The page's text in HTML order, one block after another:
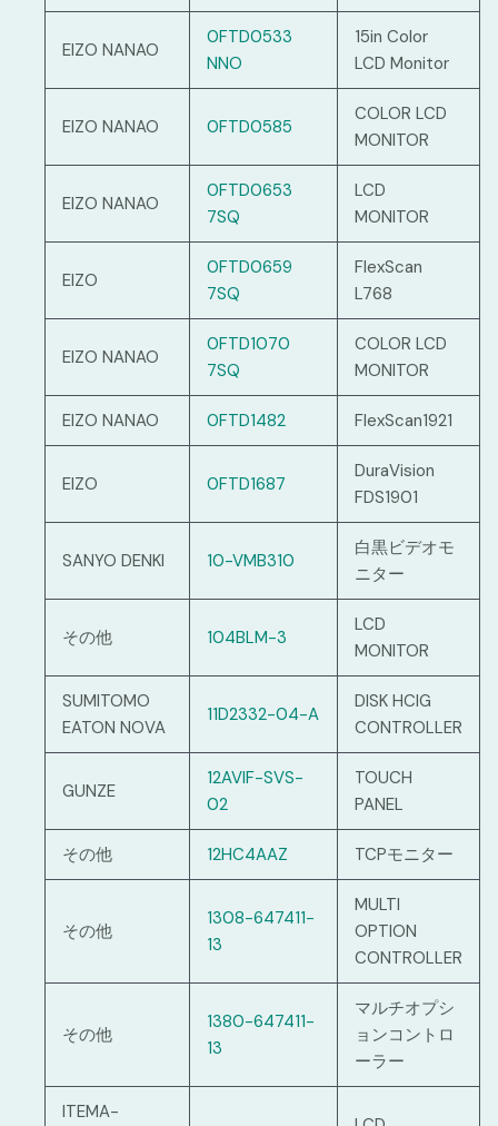
EIZO NANAO
0FTD0533
NNO
15in Color
LCD Monitor
EIZO NANAO 0FTD0585
COLOR LCD
MONITOR
EIZO NANAO
0FTD0653
7SQ
LCD
MONITOR
EIZO
0FTD0659
7SQ
FlexScan
L768
EIZO NANAO
0FTD1070
7SQ
COLOR LCD
MONITOR
EIZO NANAO 0FTD1482 FlexScan1921
EIZO 0FTD1687
DuraVision
FDS1901
SANYO DENKI 10-VMB310
白黒ビデオモ
ニター
その他 104BLM-3
LCD
MONITOR
SUMITOMO
EATON NOVA
11D2332-04-A
DISK HCIG
CONTROLLER
GUNZE
12AVIF-SVS-
02
TOUCH
PANEL
その他 12HC4AAZ TCPモニター
その他
1308-647411-
13
MULTI
OPTION
CONTROLLER
その他
1380-647411-
13
マルチオプシ
ョンコントロ
ーラー
ITEMA-